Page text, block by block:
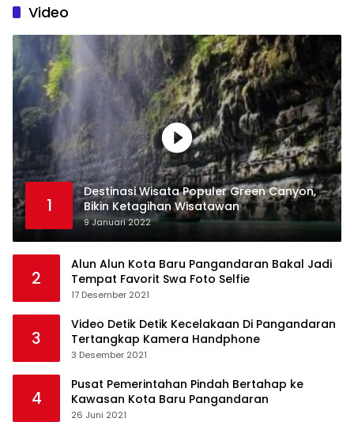
Video
1
Destinasi Wisata Populer Green Canyon,
Bikin Ketagihan Wisatawan
9 Januari 2022
2
Alun Alun Kota Baru Pangandaran Bakal Jadi
Tempat Favorit Swa Foto Selfie
17 Desember 2021
3
Video Detik Detik Kecelakaan Di Pangandaran
Tertangkap Kamera Handphone
3 Desember 2021
4
Pusat Pemerintahan Pindah Bertahap ke
Kawasan Kota Baru Pangandaran
26 Juni 2021